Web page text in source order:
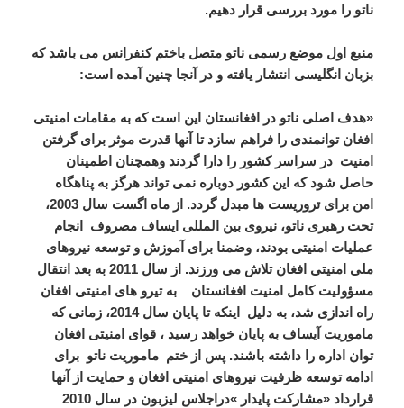
ناتو را مورد بررسی قرار دهیم.
منبع اول موضع رسمی ناتو متصل باختم کنفرانس می باشد که
بزبان انگلیسی انتشار یافته و در آنجا چنین آمده است:
«هدف اصلی ناتو در افغانستان این است که به مقامات امنیتی
افغان توانمندی را فراهم سازد تا آنها قدرت موثر برای گرفتن
امنیت در سراسر کشور را دارا گردند وهمچنان اطمینان
حاصل شود که این کشور دوباره نمی تواند هرگز به پناهگاه
امن برای تروریست ها مبدل گردد. از ماه اگست سال 2003،
تحت رهبری ناتو، نیروی بین المللی ایساف مصروف انجام
عملیات امنیتی بودند، وضمنا برای آموزش و توسعه نیروهای
ملی امنیتی افغان تلاش می ورزند. از سال 2011 به بعد انتقال
مسؤولیت کامل امنیت افغانستان به تیرو های امنیتی افغان
راه اندازی شد، به دلیل اینکه تا پایان سال 2014، زمانی که
ماموریت آیساف به پایان خواهد رسید ، قوای امنیتی افغان
توان اداره را داشته باشند. پس از ختم ماموریت ناتو برای
ادامه توسعه ظرفیت نیروهای امنیتی افغان و حمایت از آنها
قرارداد «مشارکت پایدار »دراجلاس لیزبون در سال 2010